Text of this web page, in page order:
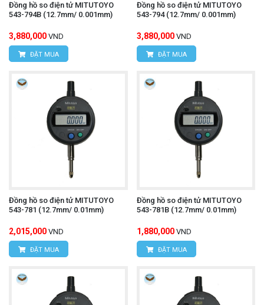
Đồng hồ so điện tử MITUTOYO
543-794B (12.7mm/ 0.001mm)
3,880,000 VND
ĐẶT MUA
Đồng hồ so điện tử MITUTOYO
543-794 (12.7mm/ 0.001mm)
3,880,000 VND
ĐẶT MUA
Đồng hồ so điện tử MITUTOYO
543-781 (12.7mm/ 0.01mm)
2,015,000 VND
ĐẶT MUA
Đồng hồ so điện tử MITUTOYO
543-781B (12.7mm/ 0.01mm)
1,880,000 VND
ĐẶT MUA